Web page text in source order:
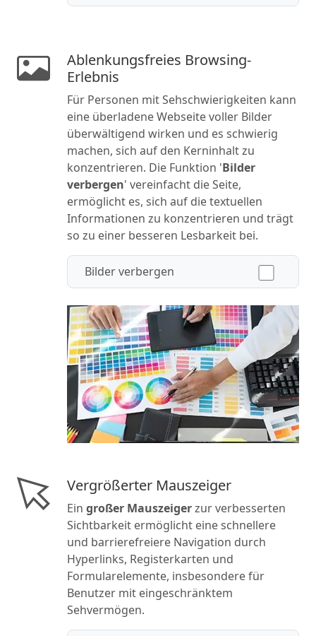
Ablenkungsfreies Browsing-
Erlebnis
Für Personen mit Sehschwierigkeiten kann
eine überladene Webseite voller Bilder
überwältigend wirken und es schwierig
machen, sich auf den Kerninhalt zu
konzentrieren. Die Funktion 'Bilder
verbergen' vereinfacht die Seite,
ermöglicht es, sich auf die textuellen
Informationen zu konzentrieren und trägt
so zu einer besseren Lesbarkeit bei.
Bilder verbergen
Vergrößerter Mauszeiger
Ein großer Mauszeigerzur verbesserten
Sichtbarkeit ermöglicht eine schnellere
und barrierefreiere Navigation durch
Hyperlinks, Registerkarten und
Formularelemente, insbesondere für
Benutzer mit eingeschränktem
Sehvermögen.